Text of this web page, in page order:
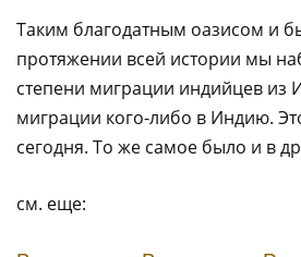
Таким благодатным оазисом и
протяжении всей истории мы
степени миграции индийцев из
миграции кого-либо в Индию.
сегодня. То же самое было и в
см. еще: